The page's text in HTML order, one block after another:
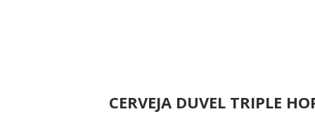
CERVEJA DUVEL TRIPLE